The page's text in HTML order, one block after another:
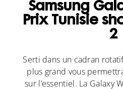
Samsung
Prix Tunisie
2
Serti dans un cadran
plus grand vous
sur l’essentiel. La Galaxy